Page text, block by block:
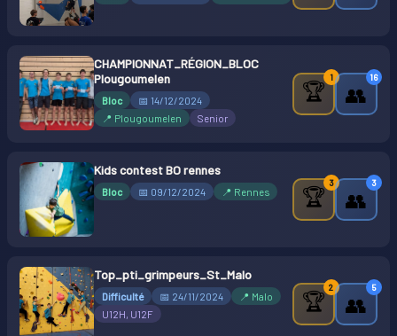
CHAMPIONNAT_RÉGION_BLOC
Plougoumelen
Bloc
📅 14/12/2024
📍 Plougoumelen
Senior
🏆
1
👥
16
Kids contest BO rennes
Bloc 📅 09/12/2024 📍 Rennes 🏆
3
👥
3
Top_pti_grimpeurs_St_Malo
Difficulté 📅 24/11/2024
📍 Malo
U12H, U12F
🏆
2
👥
5